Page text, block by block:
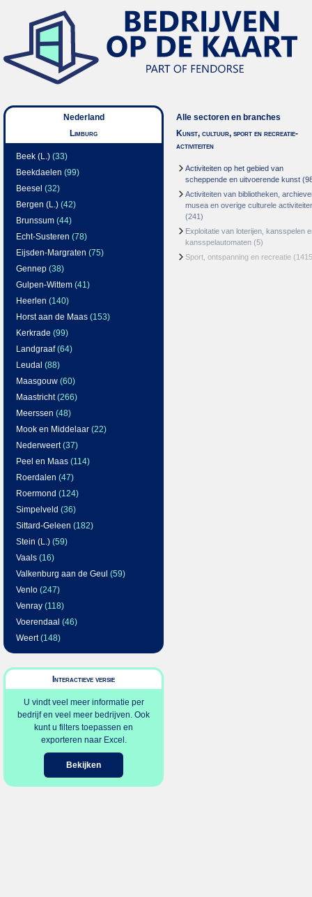
Nederland
Limburg
Beek (L.) (33)
Beekdaelen (99)
Beesel (32)
Bergen (L.) (42)
Brunssum (44)
Echt-Susteren (78)
Eijsden-Margraten (75)
Gennep (38)
Gulpen-Wittem (41)
Heerlen (140)
Horst aan de Maas (153)
Kerkrade (99)
Landgraaf(64)
Leudal (88)
Maasgouw (60)
Maastricht(266)
Meerssen (48)
Mook en Middelaar (22)
Nederweert(37)
Peel en Maas (114)
Roerdalen (47)
Roermond (124)
Simpelveld (36)
Sittard-Geleen (182)
Stein (L.) (59)
Vaals (16)
Valkenburg aan de Geul (59)
Venlo (247)
Venray (118)
Voerendaal (46)
Weert(148)
Interactieve versie
U vindt veel meer informatie per
bedrijf en veel meer bedrijven. Ook
kunt u filters toepassen en
exporteren naar Excel.
Bekijken
Alle sectoren en branches
Kunst, cultuur, sport en recreatie-
activiteiten
Activiteiten op het gebied van
scheppende en uitvoerende kunst
Activiteiten van bibliotheken,
musea en overige culturele
(241)
Exploitatie van loterijen, kansspelen
kansspelautomaten (5)
Sport, ontspanning en recreatie